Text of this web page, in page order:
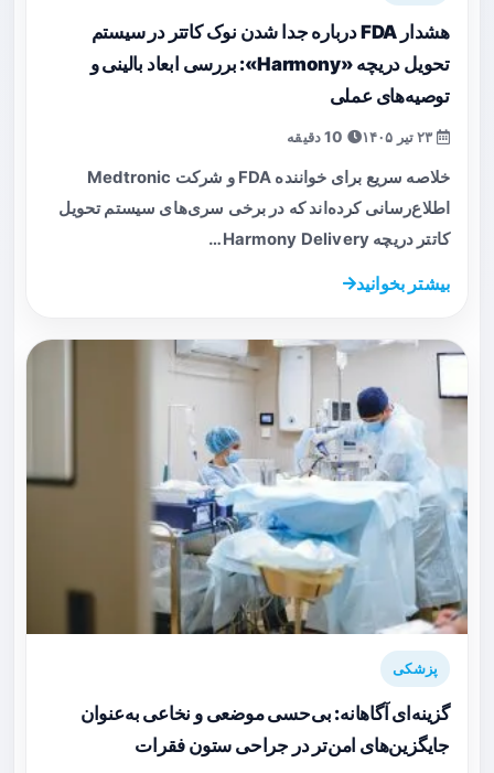
هشدار FDA درباره جدا شدن نوک کاتتر در سیستم
تحویل دریچه «Harmony»: بررسی ابعاد بالینی و
توصیه‌های عملی
خلاصه سریع برای خواننده FDA و شرکت Medtronic
اطلاع‌رسانی کرده‌اند که در برخی سری‌های سیستم تحویل
کاتتر دریچه Harmony Delivery…
بیشتر بخوانید
پزشکی
گزینه‌ای آگاهانه: بی‌حسی موضعی و نخاعی به‌عنوان
جایگزین‌های امن‌تر در جراحی ستون فقرات